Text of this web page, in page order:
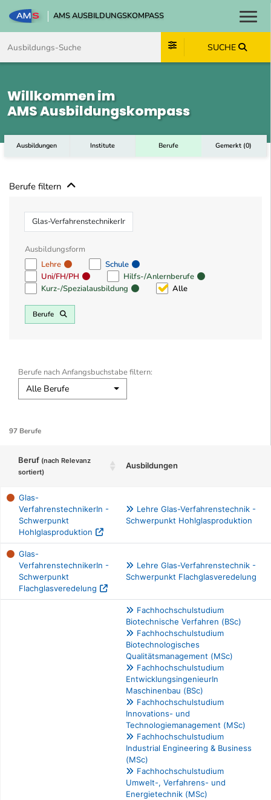
AMS AUSBILDUNGSKOMPASS
SUCHE
Willkommen im
AMS Ausbildungskompass
Ausbildungen Institute Berufe Gemerkt (0)
Berufe filtern
Beruf
Ausbildungsform
Lehre
Schule
Uni/FH/PH
Hilfs-/Anlernberufe
Kurz-/Spezialausbildung
Alle
Berufe
Berufe nach Anfangsbuchstabe filtern:
Alle Berufe
97 Berufe
Beruf (nach Relevanz
sortiert)
Ausbildungen
Glas-
VerfahrenstechnikerIn -
Schwerpunkt
Hohlglasproduktion
Lehre Glas-Verfahrenstechnik -
Schwerpunkt Hohlglasproduktion
Glas-
VerfahrenstechnikerIn -
Schwerpunkt
Flachglasveredelung
Lehre Glas-Verfahrenstechnik -
Schwerpunkt Flachglasveredelung
Fachhochschulstudium
Biotechnische Verfahren (BSc)
Fachhochschulstudium
Biotechnologisches
Qualitätsmanagement (MSc)
Fachhochschulstudium
EntwicklungsingenieurIn
Maschinenbau (BSc)
Fachhochschulstudium
Innovations- und
Technologiemanagement (MSc)
Fachhochschulstudium
Industrial Engineering & Business
(MSc)
Fachhochschulstudium
Umwelt-, Verfahrens- und
Energietechnik (MSc)